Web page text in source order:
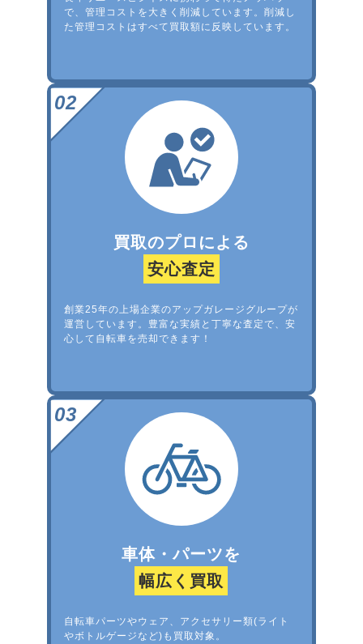
で、管理コストを大きく削減しています。削減し
た管理コストはすべて買取額に反映しています。
買取のプロによる
安心査定
創業25年の上場企業のアップガレージグループが
運営しています。豊富な実績と丁寧な査定で、安
心して自転車を売却できます！
車体・パーツを
幅広く買取
自転車パーツやウェア、アクセサリー類(ライト
やボトルゲージなど)も買取対象。